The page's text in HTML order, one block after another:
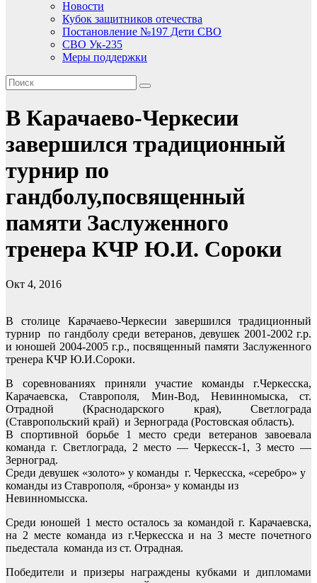
Новости
Кубок защитников отечества
Постановление №197 Дети СВО
СВО Ук-235
Меры поддержки
В Карачаево-Черкесии
завершился традиционный
турнир по
гандболу,посвященный
памяти Заслуженного
тренера КЧР Ю.И. Сороки
Окт 4, 2016
В столице Карачаево-Черкесии завершился традиционный
турнир по гандболу среди ветеранов, девушек 2001-2002 г.р.
и юношей 2004-2005 г.р., посвященный памяти Заслуженного
тренера КЧР Ю.И.Сороки.
В соревнованиях приняли участие команды г.Черкесска,
Карачаевска, Ставрополя, Мин-Вод, Невинномыска, ст.
Отрадной (Краснодарского края), Светлограда
(Ставропольский край) и Зернограда (Ростовская область).
В спортивной борьбе 1 место среди ветеранов завоевала
команда г. Светлограда, 2 место — Черкесск-1, 3 место —
Зерноград.
Среди девушек «золото» у команды г. Черкесска, «серебро» у
команды из Ставрополя, «бронза» у команды из
Невинномысска.
Среди юношей 1 место осталось за командой г. Карачаевска,
на 2 месте команда из г.Черкесска и на 3 месте почетного
пьедестала команда из ст. Отрадная.
Победители и призеры награждены кубками и дипломами